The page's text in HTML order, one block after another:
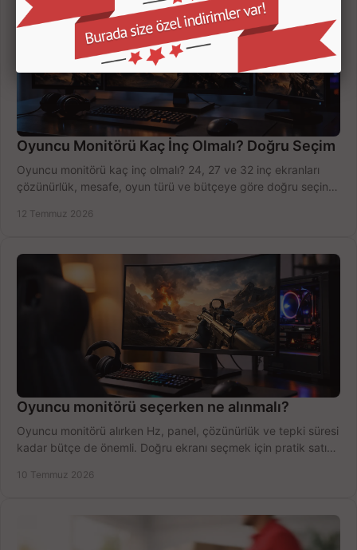
Oyuncu Monitörü Kaç İnç Olmalı? Doğru Seçim
Oyuncu monitörü kaç inç olmalı? 24, 27 ve 32 inç ekranları
çözünürlük, mesafe, oyun türü ve bütçeye göre doğru seçin,
12 Temmuz 2026
Oyuncu monitörü seçerken ne alınmalı?
Oyuncu monitörü alırken Hz, panel, çözünürlük ve tepki süresi
kadar bütçe de önemli. Doğru ekranı seçmek için pratik satın
10 Temmuz 2026